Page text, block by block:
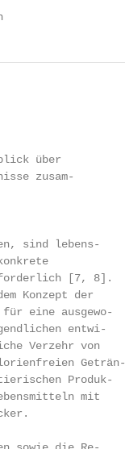
über
zusam-
sind lebens-
[7, 8].
Konzept der
eine ausgewo-
entwi-
Verzehr von
Geträn-
Produk-
mit